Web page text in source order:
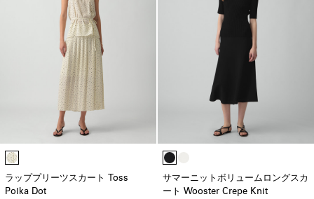
ラッププリーツスカート Toss
Polka Dot
サマーニットボリュームロングスカ
ート Wooster Crepe Knit